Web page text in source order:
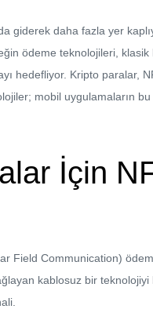
giderek daha fazla yer kapl
ödeme teknolojileri,
hedefliyor. Kripto paralar,
; mobil uygulamaların
İçin
Field Communication)
kablosuz bir